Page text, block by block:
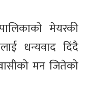
मेयरकी
धन्यवाद दिंदै
मन जितेको